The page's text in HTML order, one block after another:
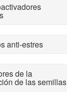
anti-estres
de la
de las semillas